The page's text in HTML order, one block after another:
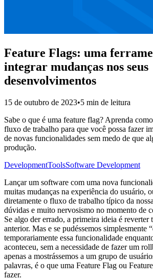
Feature Flags: uma
integrar mudanças nos seus
desenvolvimentos
15 de outubro de 2023•5 min de leitura
Sabe o que é uma feature flag? Aprenda
fluxo de trabalho para que você possa fazer
de novas funcionalidades sem medo de que
produção.
DevelopmentToolsSoftware Development
Lançar um software com uma nova
muitas mudanças na experiência do usuário,
diretamente o fluxo de trabalho típico da
dúvidas e muito nervosismo no momento de
Se algo der errado, a primeira ideia é reverter
anterior. Mas e se pudéssemos simplesmente
temporariamente essa funcionalidade
aconteceu, sem a necessidade de fazer um
apenas a mostrássemos a um grupo de
palavras, é o que uma Feature Flag ou
fazer.